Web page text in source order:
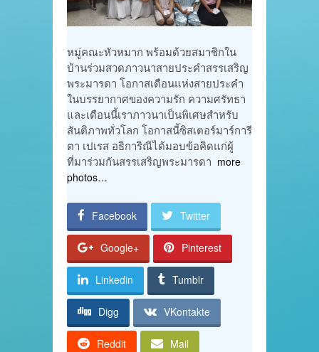
หมู่คณะหัวหมาก พร้อมด้วยสมาชิกใน
บ้านร่วมสวดภาวนาสายประคำสรรเสริญ
พระมารดา โอกาสเดือนแห่งสายประคำ
ในบรรยากาศของความรัก ความศรัทธา
และเดือนนี้เราภาวนาเป็นพิเศษสำหรับ
สันติภาพทั่วโลก โอกาสนี้ซิสเตอร์มาร์การี
ตา เปเรส อธิการิณีได้มอบข้อคิดแก่ผู้
ที่มาร่วมกันสรรเสริญพระมารดา more
photos…
Facebook Twitter
Google+ Pinterest
Linkedin Tumblr
Digg VKontakte
Reddit Mail